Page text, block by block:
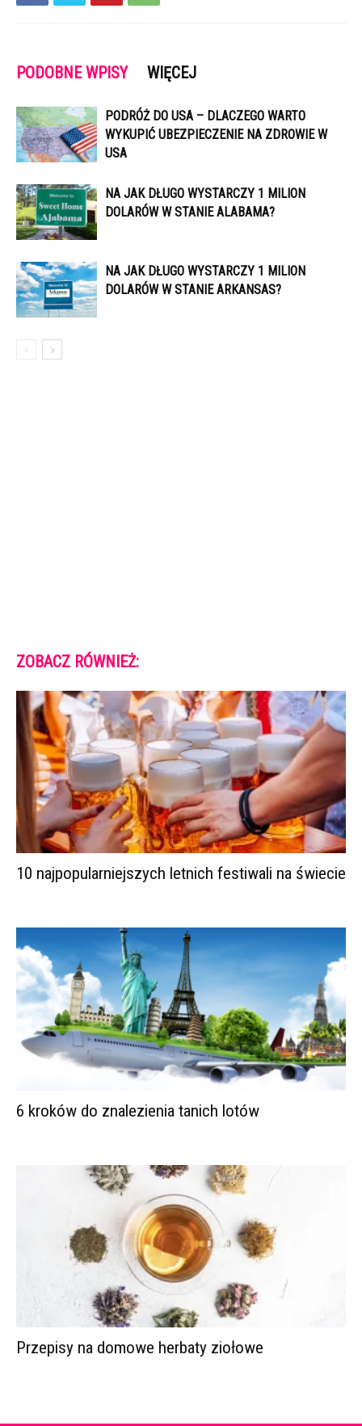
PODOBNE WPISY WIĘCEJ
PODRÓŻ DO USA – DLACZEGO WARTO
WYKUPIĆ UBEZPIECZENIE NA ZDROWIE W
USA
NA JAK DŁUGO WYSTARCZY 1 MILION
DOLARÓW W STANIE ALABAMA?
NA JAK DŁUGO WYSTARCZY 1 MILION
DOLARÓW W STANIE ARKANSAS?
ZOBACZ RÓWNIEŻ:
10 najpopularniejszych letnich festiwali na świecie
6 kroków do znalezienia tanich lotów
Przepisy na domowe herbaty ziołowe